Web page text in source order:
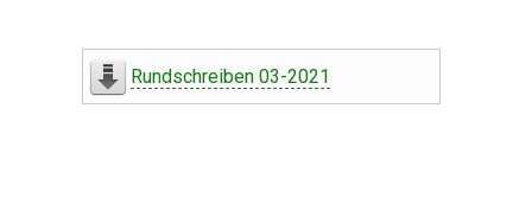
Rundschreiben 03-2021